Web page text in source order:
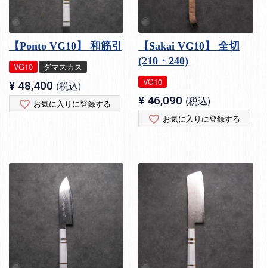
【Ponto VG10】 和筋引
VG10 ダマスカス
¥ 48,400 税込
お気に入りに登録する
【Sakai VG10】 全切
(210・240)
VG10
¥ 46,090 税込
お気に入りに登録する